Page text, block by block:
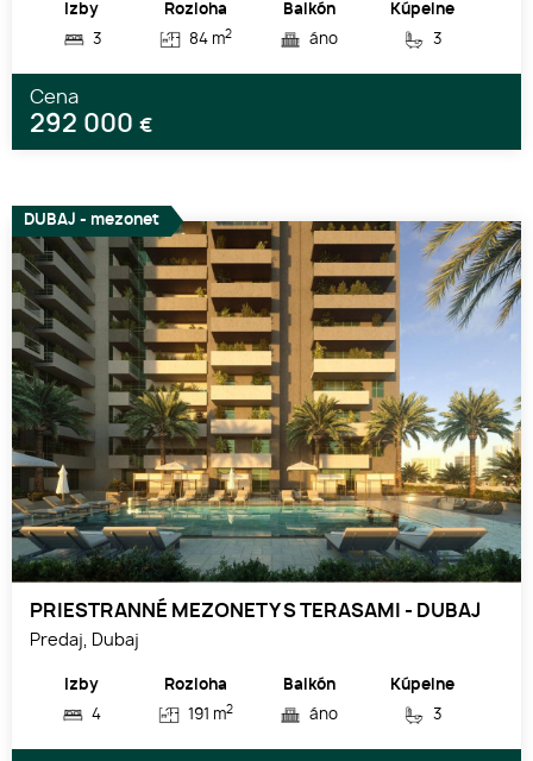
Izby
3
Rozloha
84 m2
Balkón
áno
Kúpelne
3
Cena
292 000 €
PRIESTRANNÉ MEZONETY S TERASAMI - DUBAJ
Predaj, Dubaj
Izby
4
Rozloha
191 m2
Balkón
áno
Kúpelne
3
DUBAJ - mezonet